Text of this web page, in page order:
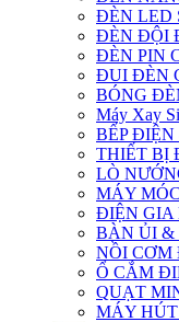
ĐÈN LED
ĐÈN ĐỘI
ĐÈN PIN
ĐUI ĐÈN
BÓNG
Máy Xay
BẾP ĐIỆN
THIẾT BỊ
LÒ
MÁY
ĐIỆN GIA
BÀN ỦI &
NỒI
Ổ CẮM
QUẠT
MÁY